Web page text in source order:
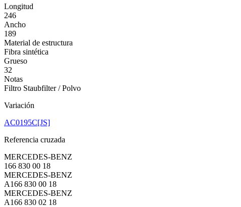
Longitud
246
Ancho
189
Material de estructura
Fibra sintética
Grueso
32
Notas
Filtro Staubfilter / Polvo
Variación
AC0195C[JS]
Referencia cruzada
MERCEDES-BENZ
166 830 00 18
MERCEDES-BENZ
A166 830 00 18
MERCEDES-BENZ
A166 830 02 18